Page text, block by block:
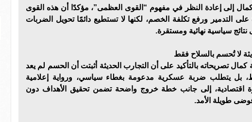
إلى إعادة النظر في مفهوم “القوى العظمى”، مؤكدًا أن هذه القوى
على التدمير ورفع تكلفة الخصم، لكنها لا تستطيع دائمًا تحويل الضربات
نتائج سياسية نهائية ومستقرة.
لا تُحسم بالسلاح فقط
كمال تصريحاته بالتأكيد على أن التجارب الحديثة أثبتت أن الحسم لم يعد
بل يتطلب ضربة عسكرية مدعومة بغطاء سياسي، ورواية إعلامية
اقتصادية، إلى جانب خطة خروج واضحة تضمن تحقيق الأهداف دون
فوضى طويلة الأمد.